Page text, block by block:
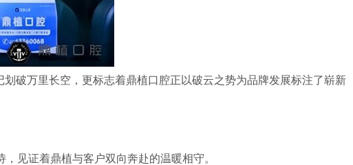
破万里长空，更标志着鼎植口腔正以破云之势为品牌发展标注了崭新
见证着鼎植与客户双向奔赴的温暖相守。